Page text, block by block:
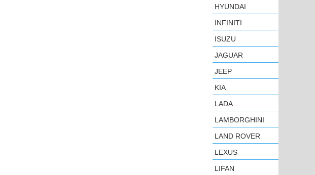
HYUNDAI
INFINITI
ISUZU
JAGUAR
JEEP
KIA
LADA
LAMBORGHINI
LAND ROVER
LEXUS
LIFAN